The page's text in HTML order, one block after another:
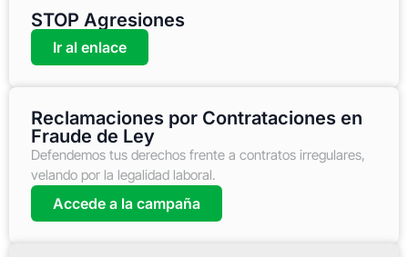
STOP Agresiones
Ir al enlace
Reclamaciones por Contrataciones en
Fraude de Ley
Defendemos tus derechos frente a contratos irregulares,
velando por la legalidad laboral.
Accede a la campaña